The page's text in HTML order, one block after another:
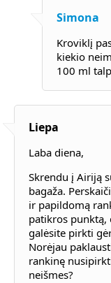
Simona
Kroviklį
kiekio
100 ml
Liepa
Laba diena,
Skrendu į Airiją
bagaža.
ir papildomą
patikros punktą,
galėsite pirkti
Norėjau
rankinę
neišmes?